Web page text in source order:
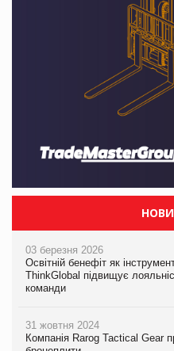
03 березня 2026
Освітній бенефіт як
ThinkGlobal підвищує
команди
31 жовтня 2024
Компанія Rarog Tactical Gear